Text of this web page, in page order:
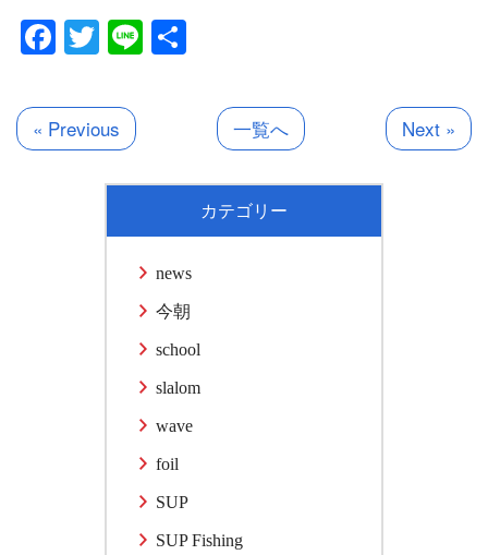
Facebook
Twitter
Line
« Previous 一覧へ Next »
カテゴリー
news
今朝
school
slalom
wave
foil
SUP
SUP Fishing